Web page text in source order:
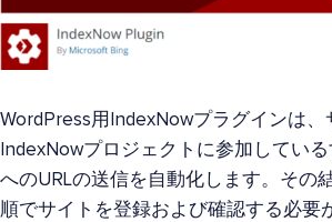
WordPress用IndexNowプラグインは、
IndexNowプロジェクトに参加してい
へのURLの送信を自動化します。その
順でサイトを登録および確認する必要